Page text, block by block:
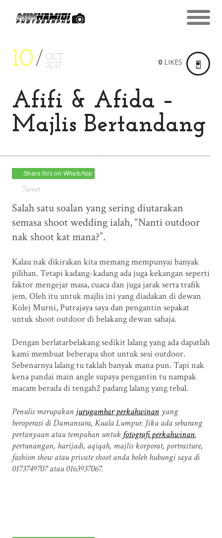
10
OCT
2017
Afifi & Afida –
Majlis Bertandang
0 LIKES
Share this on WhatsApp
Tweet
Salah satu soalan yang sering diutarakan
semasa shoot wedding ialah, “Nanti outdoor
nak shoot kat mana?”.
Kalau nak dikirakan kita memang mempunyai banyak
pilihan. Tetapi kadang-kadang ada juga kekangan seperti
faktor mengejar masa, cuaca dan juga jarak serta trafik
jem. Oleh itu untuk majlis ini yang diadakan di dewan
Kolej Murni, Putrajaya saya dan pengantin sepakat
untuk shoot outdoor di belakang dewan sahaja.
Dengan berlatarbelakang sedikit lalang yang ada dapatlah
kami membuat beberapa shot untuk sesi outdoor.
Sebenarnya lalang tu taklah banyak mana pun. Tapi nak
kena pandai main angle supaya pengantin tu nampak
macam berada di tengah2 padang lalang yang tebal.
Penulis merupakan jurugambar perkahwinanyang
beroperasi di Damansara, Kuala Lumpur. Jika ada sebarang
pertanyaan atau tempahan untuk fotografi perkahwinan,
pertunangan, harijadi, aqiqah, majlis korporat, portraiture,
fashion show atau private shoot anda boleh hubungi saya di
0173749707 atau 0163937067.